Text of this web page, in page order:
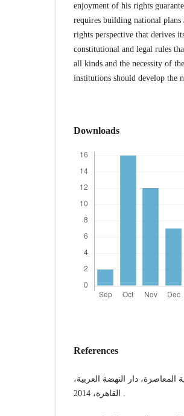
enjoyment of his rights
requires building national
rights perspective that derives
constitutional and legal rules
all kinds and the necessity of
institutions should develop the
Downloads
References
دار النهضة العربية،